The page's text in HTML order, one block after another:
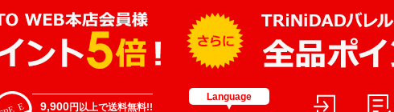
9,900円以上で送料無料!!
Language